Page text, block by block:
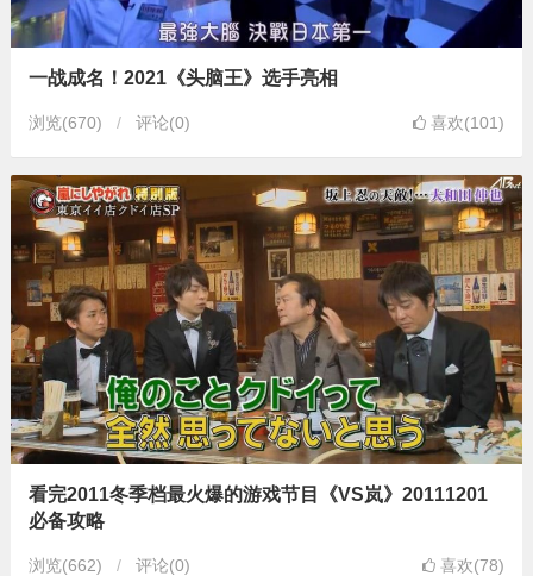
一战成名！2021《头脑王》选手亮相
浏览(670) 评论(0) 喜欢(101)
看完2011冬季档最火爆的游戏节目《VS岚》20111201
必备攻略
浏览(662) 评论(0) 喜欢(78)